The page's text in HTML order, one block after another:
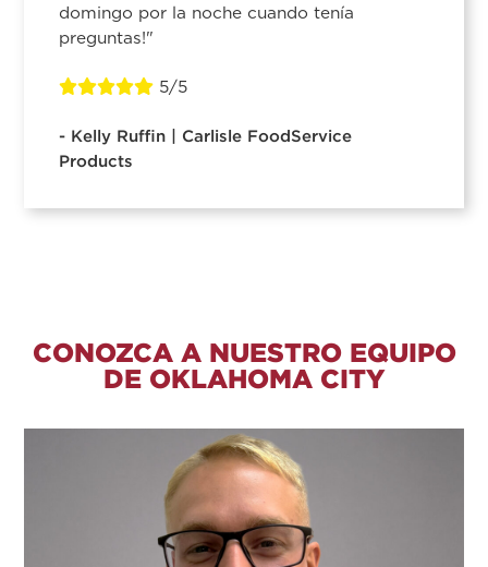
domingo por la noche cuando tenía
preguntas!"
5/5
- Kelly Ruffin | Carlisle FoodService
Products
CONOZCA A NUESTRO EQUIPO
DE OKLAHOMA CITY